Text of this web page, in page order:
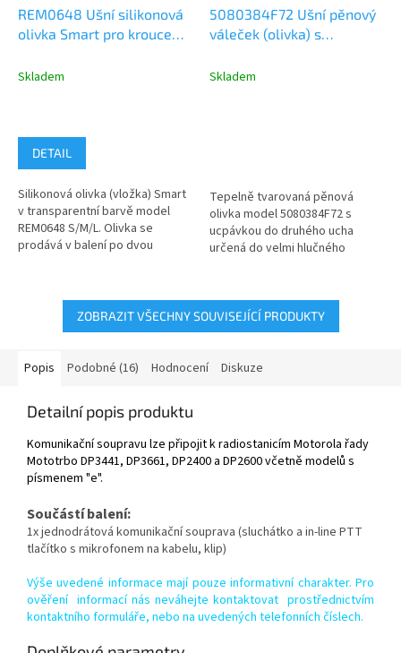
REM0648 Ušní silikonová
olivka Smart pro kroucený
pravá)
Skladem
DETAIL
Silikonová olivka (vložka) Smart
v transparentní barvě model
REM0648 S/M/L. Olivka se
prodává v balení po dvou
5080384F72 Ušní pěnový
váleček (olivka) s
prostředí
Skladem
Tepelně tvarovaná pěnová
olivka model 5080384F72 s
ucpávkou do druhého ucha
určená do velmi hlučného
ZOBRAZIT VŠECHNY SOUVISEJÍCÍ PRODUKTY
Popis Podobné (16) Hodnocení Diskuze
Detailní popis produktu
Komunikační soupravu lze připojit k radiostanicím Motorola řady
Mototrbo DP3441, DP3661, DP2400 a DP2600 včetně modelů s
písmenem "e".
Součástí balení:
1x jednodrátová komunikační souprava (sluchátko a in-line PTT
tlačítko s mikrofonem na kabelu, klip)
Výše uvedené informace mají pouze informativní charakter. Pro
ověření informací nás neváhejte kontaktovat prostřednictvím
kontaktního formuláře, nebo na uvedených telefonních číslech.